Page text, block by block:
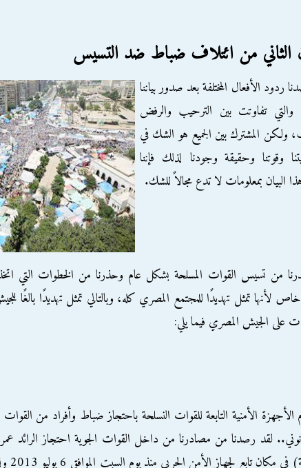
الثاني من ائتلاف ضباط ضد التسيس
ردود الأفعال المختلفة بعد صدور بياننا
والتي تفاوتت بين الترحيب والرفض
ولكن المشترك بين الجميع هو الشك في
وقوتنا وحقيقة وجودنا لذلك فإننا
البيان بمعلومات لا تدع مجالاً للشك.
لأنها تمثل تهديدًا للمجتمع المصري كله، وبالتالي تمثل تهديدًا بالغًا
على الجيش المصري فيما يلي:
الأجهزة الأمنية التابعة للقوات النسلحة باحتجاز ضباط وأفراد من